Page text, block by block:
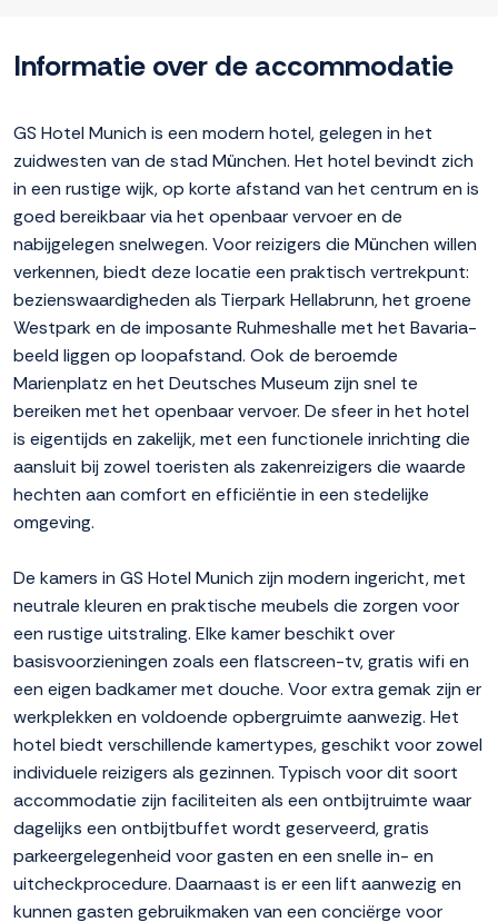
Informatie over de accommodatie
GS Hotel Munich is een modern hotel, gelegen in het
zuidwesten van de stad München. Het hotel bevindt zich
in een rustige wijk, op korte afstand van het centrum en is
goed bereikbaar via het openbaar vervoer en de
nabijgelegen snelwegen. Voor reizigers die München willen
verkennen, biedt deze locatie een praktisch vertrekpunt:
bezienswaardigheden als Tierpark Hellabrunn, het groene
Westpark en de imposante Ruhmeshalle met het Bavaria-
beeld liggen op loopafstand. Ook de beroemde
Marienplatz en het Deutsches Museum zijn snel te
bereiken met het openbaar vervoer. De sfeer in het hotel
is eigentijds en zakelijk, met een functionele inrichting die
aansluit bij zowel toeristen als zakenreizigers die waarde
hechten aan comfort en efficiëntie in een stedelijke
omgeving.
De kamers in GS Hotel Munich zijn modern ingericht, met
neutrale kleuren en praktische meubels die zorgen voor
een rustige uitstraling. Elke kamer beschikt over
basisvoorzieningen zoals een flatscreen-tv, gratis wifi en
een eigen badkamer met douche. Voor extra gemak zijn er
werkplekken en voldoende opbergruimte aanwezig. Het
hotel biedt verschillende kamertypes, geschikt voor zowel
individuele reizigers als gezinnen. Typisch voor dit soort
accommodatie zijn faciliteiten als een ontbijtruimte waar
dagelijks een ontbijtbuffet wordt geserveerd, gratis
parkeergelegenheid voor gasten en een snelle in- en
uitcheckprocedure. Daarnaast is er een lift aanwezig en
kunnen gasten gebruikmaken van een conciërge voor